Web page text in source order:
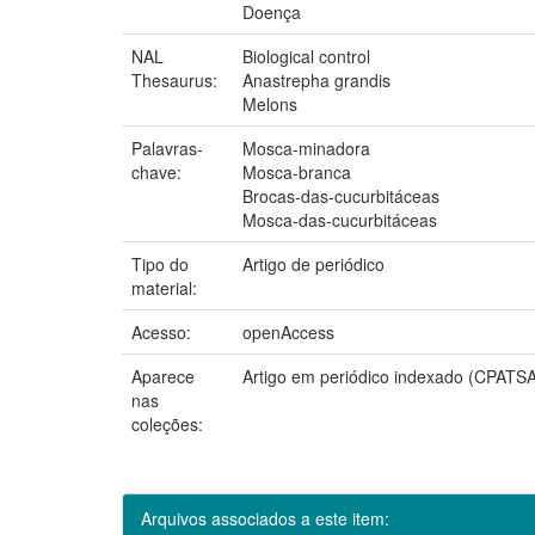
Doença
NAL
Thesaurus:
Biological control
Anastrepha grandis
Melons
Palavras-
chave:
Mosca-minadora
Mosca-branca
Brocas-das-cucurbitáceas
Mosca-das-cucurbitáceas
Tipo do
material:
Artigo de periódico
Acesso:
openAccess
Aparece
nas
coleções:
Artigo em periódico indexado
Arquivos associados a este item: